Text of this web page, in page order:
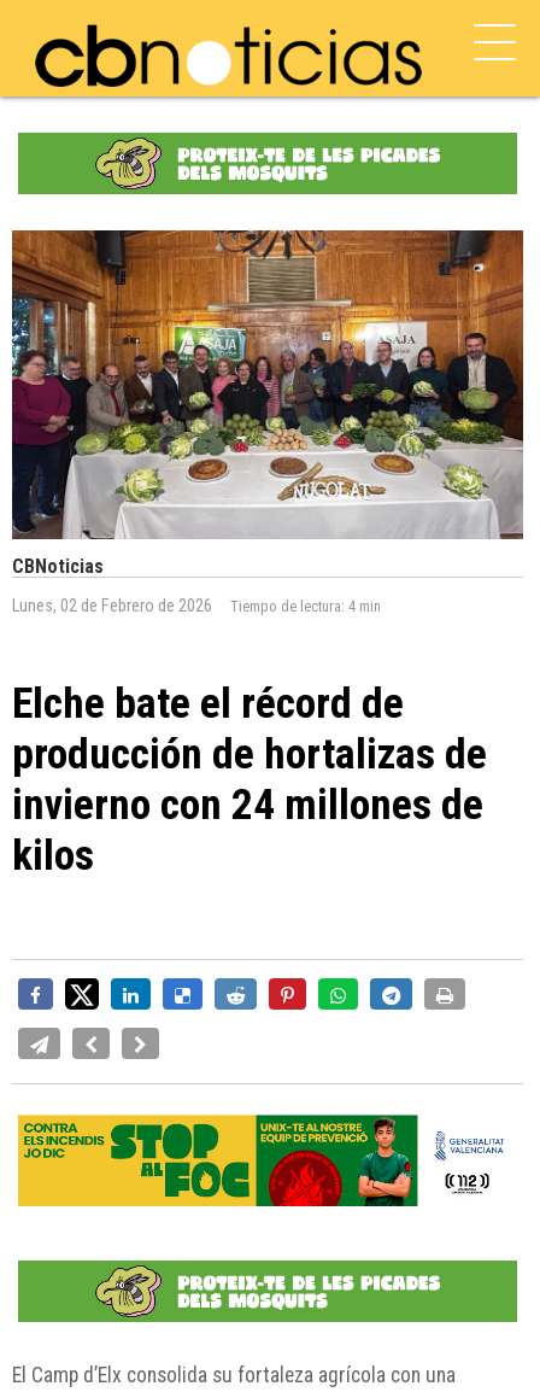
CBNoticias
Lunes, 02 de Febrero de 2026 Tiempo de lectura: 4 min
Elche bate el récord de
producción de hortalizas de
invierno con 24 millones de
kilos
El Camp d’Elx consolida su fortaleza agrícola con una